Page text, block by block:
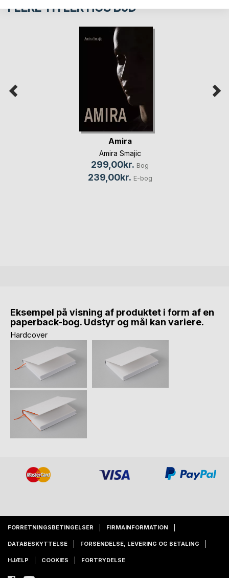
FLERE TITLER HOSBoD
Amira
Amira Smajic
299,00kr. Bog
239,00kr. E-bog
Eksempel på visning af produktet i form af en
paperback-bog. Udstyr og mål kan variere.
Hardcover
FORRETNINGSBETINGELSER FIRMAINFORMATION
DATABESKYTTELSE FORSENDELSE, LEVERING OG BETALING
HJÆLP COOKIES FORTRYDELSE